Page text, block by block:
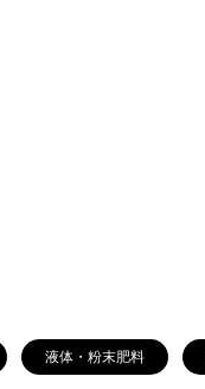
液体・粉末肥料